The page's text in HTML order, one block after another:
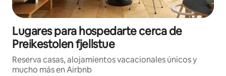
Lugares para hospedarte cerca de
Preikestolen fjellstue
Reserva casas, alojamientos vacacionales únicos y
mucho más en Airbnb